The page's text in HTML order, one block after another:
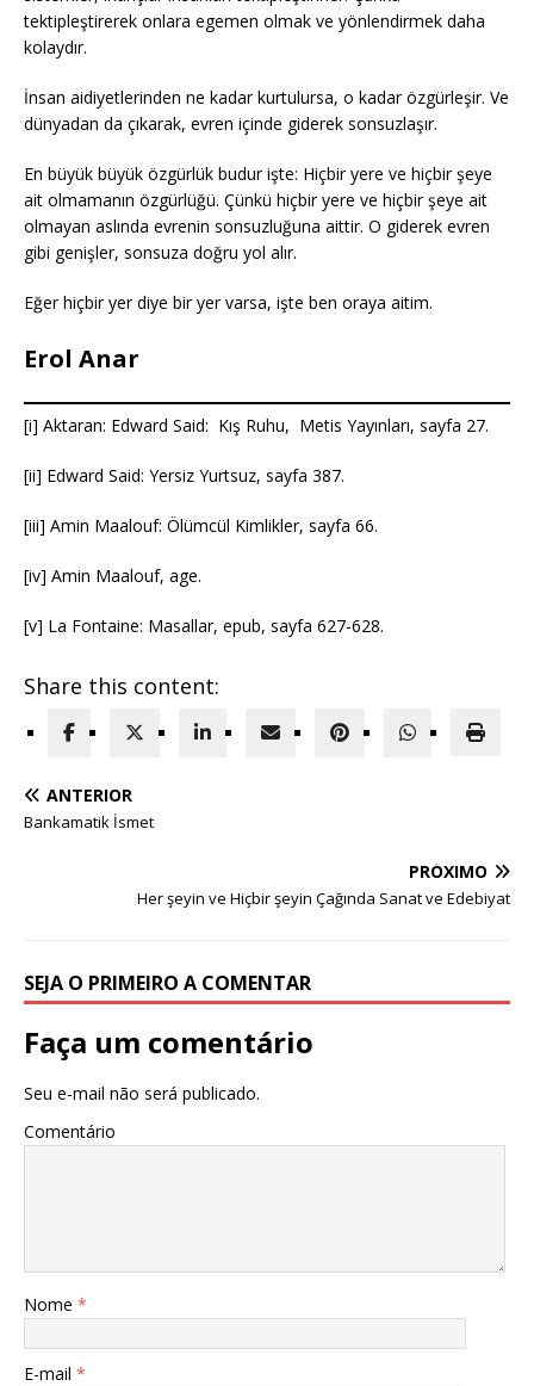
tektipleştirerek onlara egemen olmak ve yönlendirmek daha
kolaydır.
İnsan aidiyetlerinden ne kadar kurtulursa, o kadar özgürleşir. Ve
dünyadan da çıkarak, evren içinde giderek sonsuzlaşır.
En büyük büyük özgürlük budur işte: Hiçbir yere ve hiçbir şeye
ait olmamanın özgürlüğü. Çünkü hiçbir yere ve hiçbir şeye ait
olmayan aslında evrenin sonsuzluğuna aittir. O giderek evren
gibi genişler, sonsuza doğru yol alır.
Eğer hiçbir yer diye bir yer varsa, işte ben oraya aitim.
Erol Anar
[i] Aktaran: Edward Said: Kış Ruhu, Metis Yayınları, sayfa 27.
[ii] Edward Said: Yersiz Yurtsuz, sayfa 387.
[iii] Amin Maalouf: Ölümcül Kimlikler, sayfa 66.
[iv] Amin Maalouf, age.
[v] La Fontaine: Masallar, epub, sayfa 627-628.
Share this content:
ANTERIOR
Bankamatik İsmet
PRÓXIMO
Her şeyin ve Hiçbir şeyin Çağında Sanat ve Edebiyat
SEJA O PRIMEIRO A COMENTAR
Faça um comentário
Seu e-mail não será publicado.
Comentário
Nome *
E-mail *